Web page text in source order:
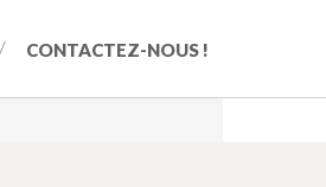
CONTACTEZ-NOUS !